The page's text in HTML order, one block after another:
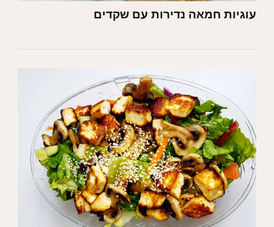
עוגיות חמאה נדירות עם שקדים